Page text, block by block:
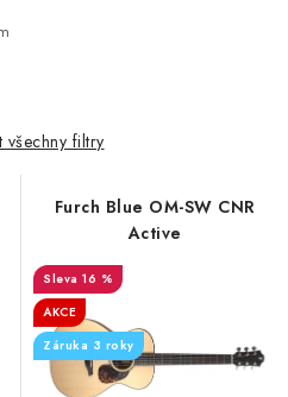
všechny filtry
Furch Blue OM-SW CNR
Active
16 %
AKCE
Záruka 3 roky